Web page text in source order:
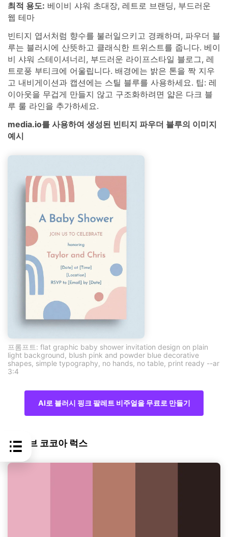
최적 용도: 베이비 샤워 초대장, 레트로 브랜딩, 부드러운
웹 테마
빈티지 엽서처럼 향수를 불러일으키고 경쾌하며, 파우더 블
루는 블러시에 산뜻하고 클래식한 트위스트를 줍니다. 베이
비 샤워 스테이셔너리, 부드러운 라이프스타일 블로그, 레
트로풍 부티크에 어울립니다. 배경에는 밝은 톤을 짝 지우
고 내비게이션과 캡션에는 스틸 블루를 사용하세요. 팁: 레
이아웃을 무겁게 만들지 않고 구조화하려면 얇은 다크 블
루 룰 라인을 추가하세요.
media.io를 사용하여 생성된 빈티지 파우더 블루의 이미지
예시
프롬프트: flat graphic baby shower invitation design on plain
light background, blush pink and powder blue decorative
shapes, simple typography, no hands, no table, print ready --ar
3:4
AI로 블러시 핑크 팔레트 비주얼을 무료로 만들기
9) 모브 코코아 럭스